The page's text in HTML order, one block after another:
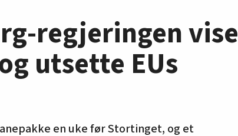
regjeringen vise
utsette EUs
en uke før Stortinget, og et